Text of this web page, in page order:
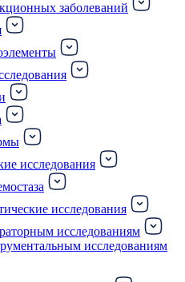
заболеваний
исследования
исследования
исследованиям
исследованиям